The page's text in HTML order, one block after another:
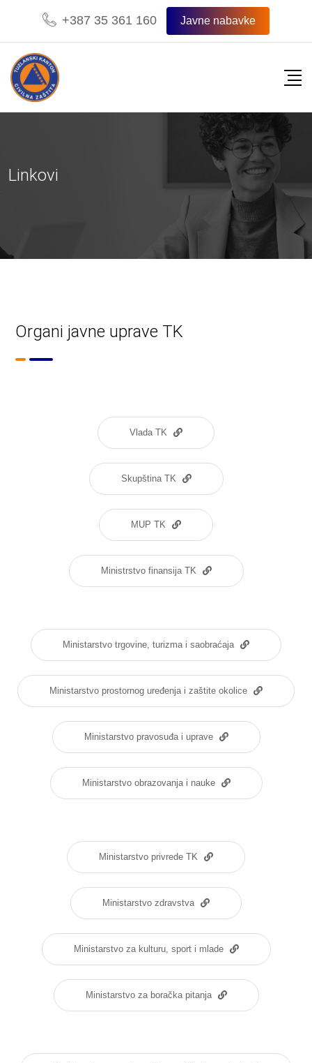
+387 35 361 160 Javne nabavke
Linkovi
Organi javne uprave TK
Vlada TK
Skupština TK
MUP TK
Ministrstvo finansija TK
Ministarstvo trgovine, turizma i saobraćaja
Ministarstvo prostornog uređenja i zaštite okolice
Ministarstvo pravosuđa i uprave
Ministarstvo obrazovanja i nauke
Ministarstvo privrede TK
Ministarstvo zdravstva
Ministarstvo za kulturu, sport i mlade
Ministarstvo za boračka pitanja